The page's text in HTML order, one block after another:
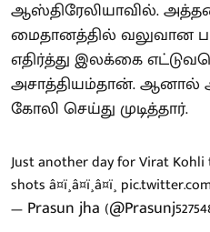
ஆஸ்திரேலியாவில்.
மைதானத்தில் வலுவான
எதிர்த்து இலக்கை
அசாத்தியம்தான். ஆனால்
கோலி செய்து முடித்தார்.
Just another day for Virat
shots â¤ï¸â¤ï¸â¤ï¸
— Prasun jha